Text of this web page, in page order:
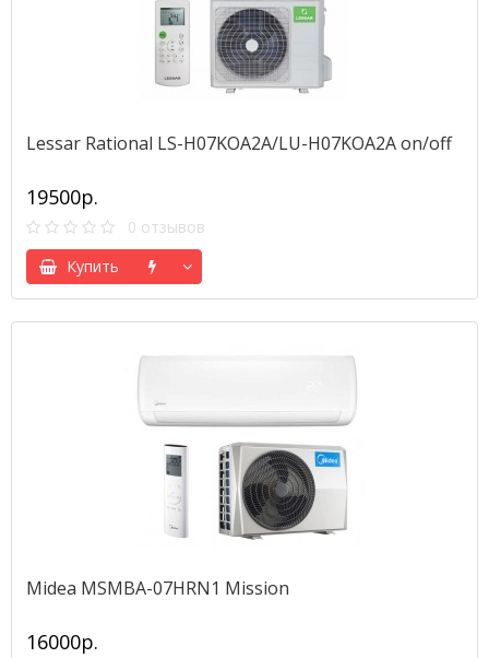
Lessar Rational LS-H07KOA2A/LU-H07KOA2A on/off
19500р.
0 отзывов
Купить
Midea MSMBA-07HRN1 Mission
16000р.